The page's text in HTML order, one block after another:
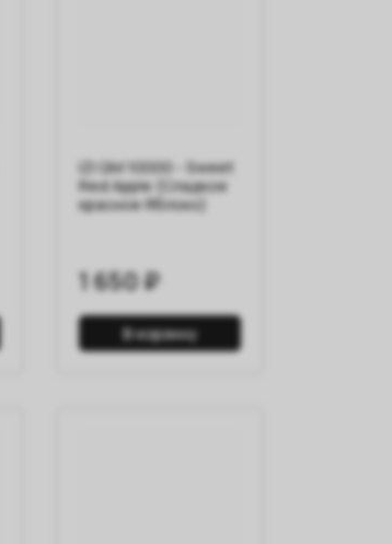
IZI QM 10000 - Sweet
Red Apple (Сладкое
красное Яблоко)
1 650 ₽
В корзину